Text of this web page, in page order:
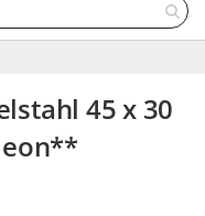
45 x 30